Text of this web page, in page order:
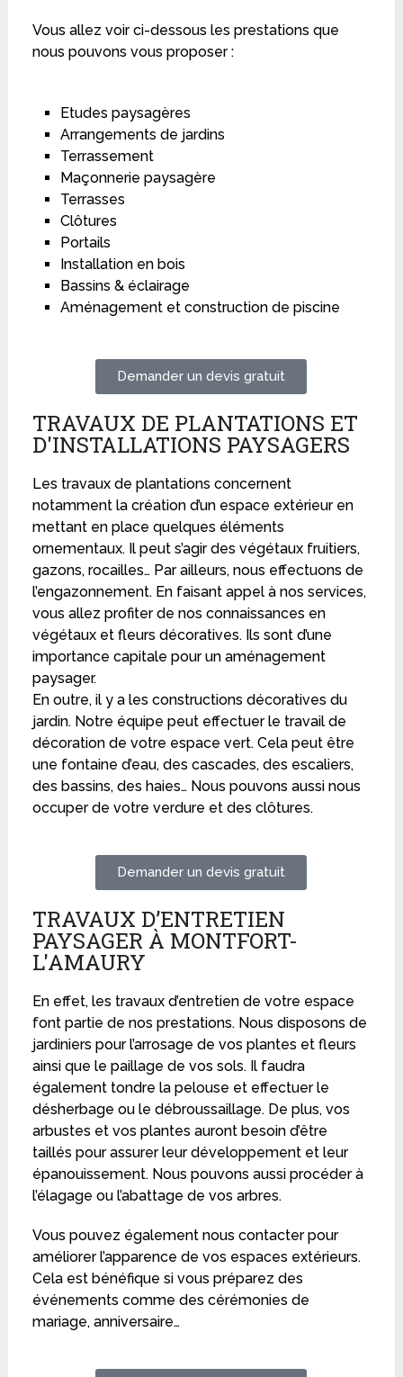
Vous allez voir ci-dessous les prestations que
nous pouvons vous proposer :
Etudes paysagères
Arrangements de jardins
Terrassement
Maçonnerie paysagère
Terrasses
Clôtures
Portails
Installation en bois
Bassins & éclairage
Aménagement et construction de piscine
Demander un devis gratuit
TRAVAUX DE PLANTATIONS ET
D'INSTALLATIONS PAYSAGERS
Les travaux de plantations concernent
notamment la création d’un espace extérieur en
mettant en place quelques éléments
ornementaux. Il peut s’agir des végétaux fruitiers,
gazons, rocailles… Par ailleurs, nous effectuons de
l’engazonnement. En faisant appel à nos services,
vous allez profiter de nos connaissances en
végétaux et fleurs décoratives. Ils sont d’une
importance capitale pour un aménagement
paysager.
En outre, il y a les constructions décoratives du
jardin. Notre équipe peut effectuer le travail de
décoration de votre espace vert. Cela peut être
une fontaine d’eau, des cascades, des escaliers,
des bassins, des haies… Nous pouvons aussi nous
occuper de votre verdure et des clôtures.
Demander un devis gratuit
TRAVAUX D’ENTRETIEN
PAYSAGER À MONTFORT-
L'AMAURY
En effet, les travaux d’entretien de votre espace
font partie de nos prestations. Nous disposons de
jardiniers pour l’arrosage de vos plantes et fleurs
ainsi que le paillage de vos sols. Il faudra
également tondre la pelouse et effectuer le
désherbage ou le débroussaillage. De plus, vos
arbustes et vos plantes auront besoin d’être
taillés pour assurer leur développement et leur
épanouissement. Nous pouvons aussi procéder à
l’élagage ou l’abattage de vos arbres.
Vous pouvez également nous contacter pour
améliorer l’apparence de vos espaces extérieurs.
Cela est bénéfique si vous préparez des
événements comme des cérémonies de
mariage, anniversaire…